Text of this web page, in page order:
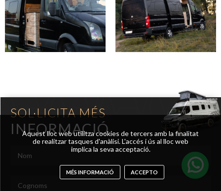
SOL·LICITA MÉS
INFORMACIÓ
Aquest lloc web utilitza cookies de tercers amb la finalitat
de realitzar tasques d'anàlisi. L'accés i ús al lloc web
implica la seva acceptació.
MÉS INFORMACIÓ ACCEPTO